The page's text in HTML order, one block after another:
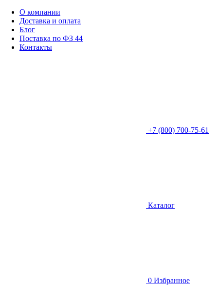
О компании
Доставка и оплата
Блог
Поставка по ФЗ 44
Контакты
+7 (800) 700-75-61
Каталог
0 Избранное